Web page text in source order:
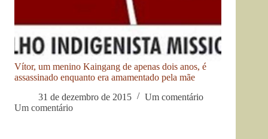
Vítor, um menino Kaingang de apenas dois anos, é
assassinado enquanto era amamentado pela mãe
31 de dezembro de 2015
Um comentário
Um comentário